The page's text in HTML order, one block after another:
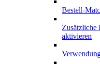
Bestell-
Zusätzliche
aktivieren